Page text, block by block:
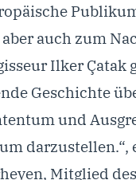
auch zum
Ilker Çatak
Geschichte
und
darzustellen.“,
Mitglied des